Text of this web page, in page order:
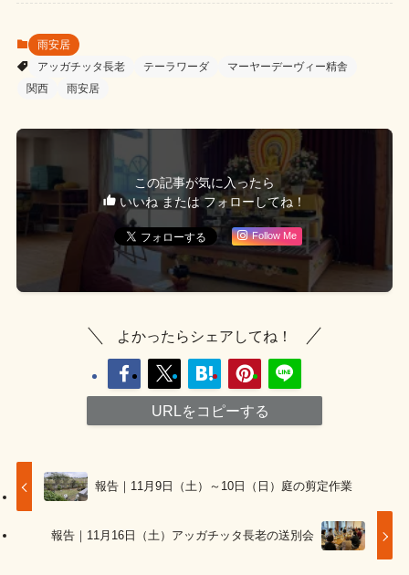
雨安居
アッガチッタ長老
テーラワーダ
マーヤーデーヴィー精舎
関西
雨安居
この記事が気に入ったら
いいね または フォローしてね！
Follow Me
よかったらシェアしてね！
URLをコピーする
報告｜11月9日（土）～10日（日）庭の剪定作業
報告｜11月16日（土）アッガチッタ長老の送別会